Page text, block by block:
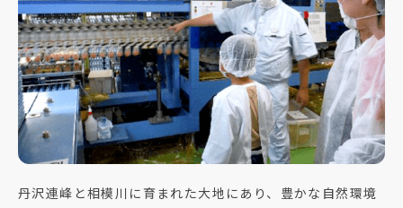
丹沢連峰と相模川に育まれた大地にあり、豊かな自然環境